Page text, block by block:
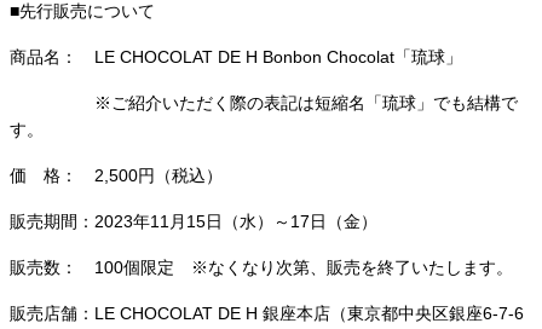
■先行販売について
商品名： LE CHOCOLAT DE H Bonbon Chocolat「琉球」
※ご紹介いただく際の表記は短縮名「琉球」でも結構で
す。
価 格： 2,500円（税込）
販売期間：2023年11月15日（水）～17日（金）
販売数： 100個限定 ※なくなり次第、販売を終了いたします。
販売店舗：LE CHOCOLAT DE H 銀座本店（東京都中央区銀座6-7-6